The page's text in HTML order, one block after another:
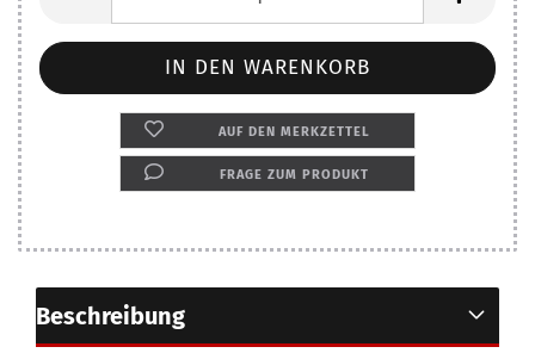
AUF DEN MERKZETTEL
FRAGE ZUM PRODUKT
Beschreibung